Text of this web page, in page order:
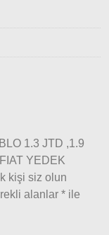
1.3 JTD ,1.9
YEDEK
kişi siz olun
alanlar * ile